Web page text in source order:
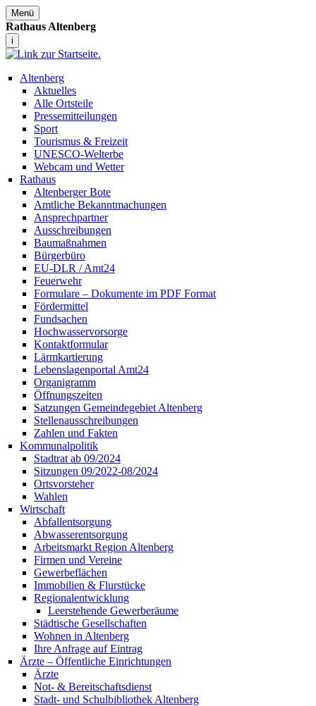
Menü
Rathaus Altenberg
i
Altenberg
Aktuelles
Alle Ortsteile
Pressemitteilungen
Sport
Tourismus & Freizeit
UNESCO-Welterbe
Webcam und Wetter
Rathaus
Altenberger Bote
Amtliche Bekanntmachungen
Ansprechpartner
Ausschreibungen
Baumaßnahmen
Bürgerbüro
EU-DLR / Amt24
Feuerwehr
Formulare – Dokumente im PDF Format
Fördermittel
Fundsachen
Hochwasservorsorge
Kontaktformular
Lärmkartierung
Lebenslagenportal Amt24
Organigramm
Öffnungszeiten
Satzungen Gemeindegebiet Altenberg
Stellenausschreibungen
Zahlen und Fakten
Kommunalpolitik
Stadtrat ab 09/2024
Sitzungen 09/2022-08/2024
Ortsvorsteher
Wahlen
Wirtschaft
Abfallentsorgung
Abwasserentsorgung
Arbeitsmarkt Region Altenberg
Firmen und Vereine
Gewerbeflächen
Immobilien & Flurstücke
Regionalentwicklung
Leerstehende Gewerberäume
Städtische Gesellschaften
Wohnen in Altenberg
Ihre Anfrage auf Eintrag
Ärzte – Öffentliche Einrichtungen
Ärzte
Not- & Bereitschaftsdienst
Stadt- und Schulbibliothek Altenberg